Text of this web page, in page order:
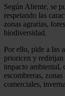
Según Aliente, se
respetando las
zonas agrarias,
biodiversidad.
Por ello, pide a las
prioricen y redirijan
impacto ambiental,
escombreras,
comerciales,